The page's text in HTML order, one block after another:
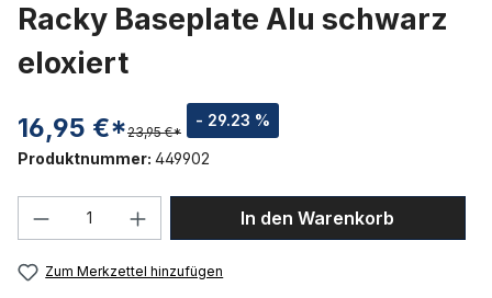
Racky Baseplate Alu schwarz
eloxiert
16,95 €* - 29.23 %
23,95 €*
Produktnummer: 449902
Produkt Anzahl: Gib den gewünschten
In den Warenkorb
Zum Merkzettel hinzufügen